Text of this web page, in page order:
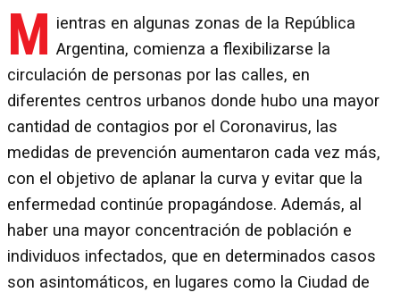
M ientras en algunas zonas de la República
Argentina, comienza a flexibilizarse la
circulación de personas por las calles, en
diferentes centros urbanos donde hubo una mayor
cantidad de contagios por el Coronavirus, las
medidas de prevención aumentaron cada vez más,
con el objetivo de aplanar la curva y evitar que la
enfermedad continúe propagándose. Además, al
haber una mayor concentración de población e
individuos infectados, que en determinados casos
son asintomáticos, en lugares como la Ciudad de